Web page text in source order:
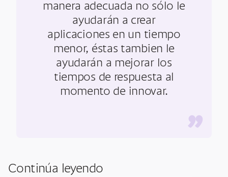
manera adecuada no sólo le
ayudarán a crear
aplicaciones en un tiempo
menor, éstas tambien le
ayudarán a mejorar los
tiempos de respuesta al
momento de innovar.
”
Continúa leyendo